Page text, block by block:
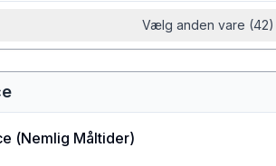
Vælg anden vare (42)
(Nemlig Måltider)